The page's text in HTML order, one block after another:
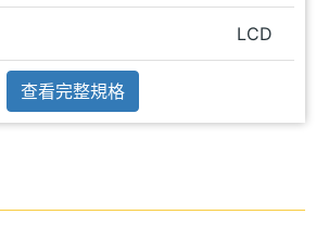
LCD
查看完整規格